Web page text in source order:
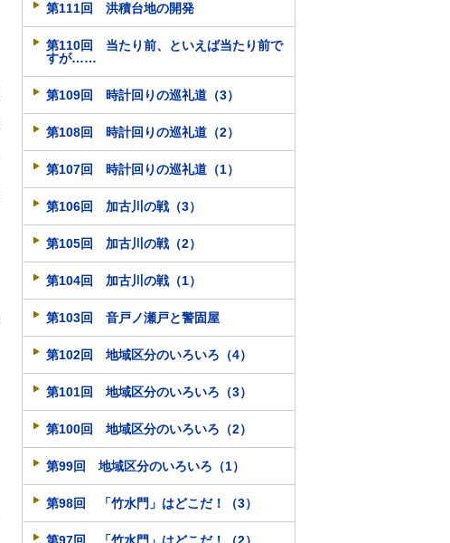
第111回 洪積台地の開発
第110回 当たり前、といえば当たり前で
すが……
第109回 時計回りの巡礼道（3）
第108回 時計回りの巡礼道（2）
第107回 時計回りの巡礼道（1）
第106回 加古川の戦（3）
第105回 加古川の戦（2）
第104回 加古川の戦（1）
第103回 音戸ノ瀬戸と警固屋
第102回 地域区分のいろいろ（4）
第101回 地域区分のいろいろ（3）
第100回 地域区分のいろいろ（2）
第99回 地域区分のいろいろ（1）
第98回 「竹水門」はどこだ！（3）